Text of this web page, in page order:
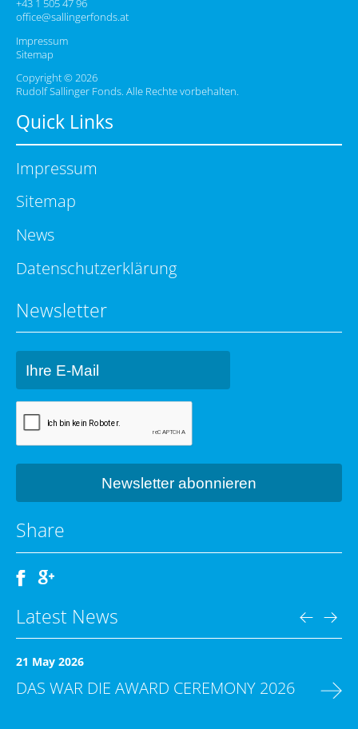
+43 1 505 47 96
office@sallingerfonds.at
Impressum
Sitemap
Copyright © 2026
Rudolf Sallinger Fonds. Alle Rechte vorbehalten.
Quick Links
Impressum
Sitemap
News
Datenschutzerklärung
Newsletter
Share
Latest News
21 May 2026
DAS WAR DIE AWARD CEREMONY 2026